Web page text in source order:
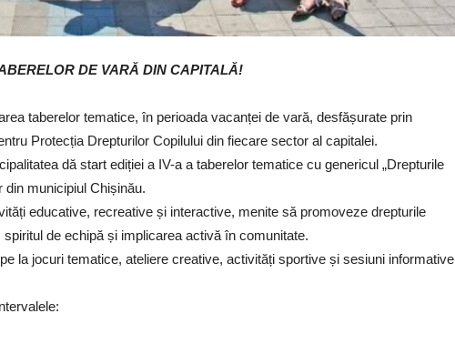
DE VARĂ DIN CAPITALĂ!
taberelor tematice, în perioada vacanței de vară, desfășurate prin
Protecția Drepturilor Copilului din fiecare sector al capitalei.
dă start ediției a IV-a a taberelor tematice cu genericul „Drepturile
din municipiul Chișinău.
educative, recreative și interactive, menite să promoveze drepturile
de echipă și implicarea activă în comunitate.
la jocuri tematice, ateliere creative, activități sportive și sesiuni informative